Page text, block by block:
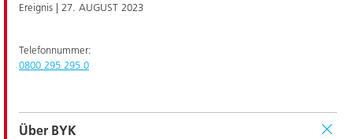
Ereignis | 27. AUGUST 2023
Telefonnummer:
0800 295 295 0
Über BYK